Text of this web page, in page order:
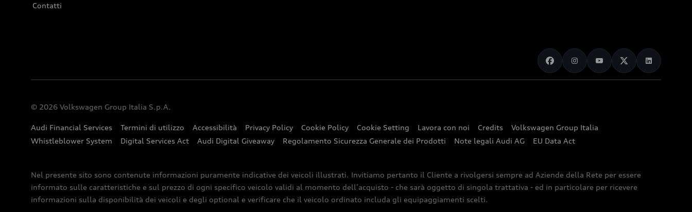
Contatti
© 2026 Volkswagen Group Italia S.p.A.
Audi Financial Services Termini di utilizzo Accessibilità Privacy Policy Cookie Policy Cookie Setting Lavora con noi Credits
Volkswagen Group Italia
Whistleblower System
Digital Services Act Audi Digital Giveaway Regolamento Sicurezza Generale dei Prodotti Note legali Audi AG EU Data Act
Nel presente sito sono contenute informazioni puramente indicative dei veicoli illustrati. Invitiamo pertanto il Cliente a rivolgersi sempre ad Aziende della Rete per essere
informato sulle caratteristiche e sul prezzo di ogni specifico veicolo validi al momento dell’acquisto - che sarà oggetto di singola trattativa - ed in particolare per ricevere
informazioni sulla disponibilità dei veicoli e degli optional e verificare che il veicolo ordinato includa gli equipaggiamenti scelti.